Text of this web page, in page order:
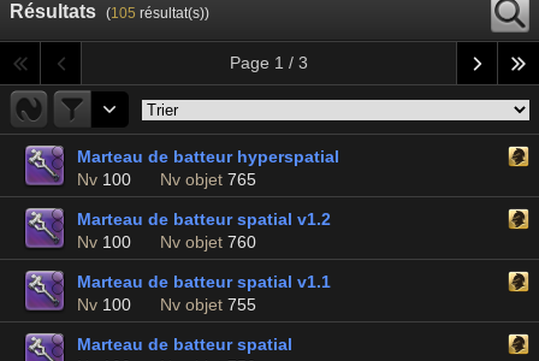
Résultats (105 résultat(s))
Page 1 / 3
Marteau de batteur hyperspatial
Nv 100 Nv objet 765
Marteau de batteur spatial v1.2
Nv 100 Nv objet 760
Marteau de batteur spatial v1.1
Nv 100 Nv objet 755
Marteau de batteur spatial